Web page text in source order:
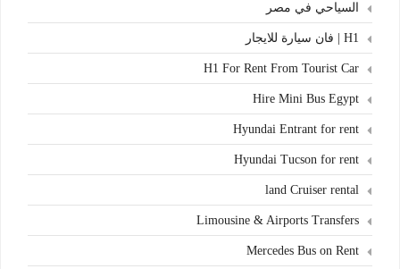
السياحي في مصر
H1 | فان سيارة للايجار
H1 For Rent From Tourist Car
Hire Mini Bus Egypt
Hyundai Entrant for rent
Hyundai Tucson for rent
land Cruiser rental
Limousine & Airports Transfers
Mercedes Bus on Rent